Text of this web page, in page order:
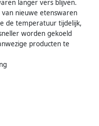
langer vers blijven.
van nieuwe etenswaren
de temperatuur tijdelijk,
worden gekoeld
producten te